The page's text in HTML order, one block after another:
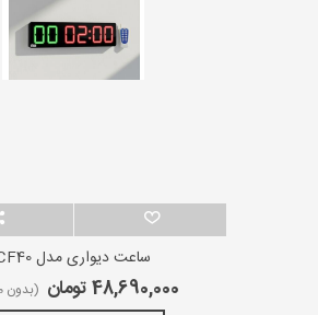
ساعت دیواری مدل CF40
48,690,000 تومان (بدون